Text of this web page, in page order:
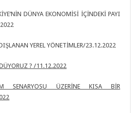
DÜNYA EKONOMİSİ İÇİNDEKİ PAYI
YEREL YÖNETİMLER/23.12.2022
? /11.12.2022
SENARYOSU ÜZERİNE KISA BİR